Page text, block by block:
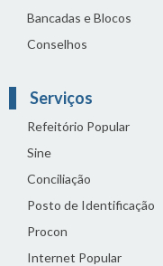
Bancadas e Blocos
Conselhos
Serviços
Refeitório Popular
Sine
Conciliação
Posto de Identificação
Procon
Internet Popular